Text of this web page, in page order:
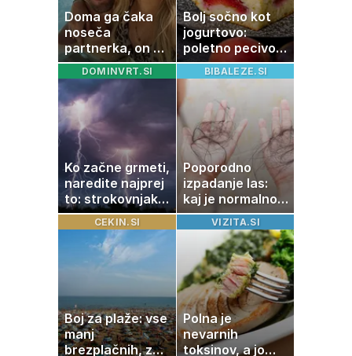
Doma ga čaka
noseča
partnerka, on pa
dopustuje z
drugo
Bolj sočno kot
jogurtovo:
poletno pecivo,
ki vedno uspe
DOMINVRT.SI
Ko začne grmeti,
naredite najprej
to: strokovnjaki
opozarjajo na
pogosto napako
BIBALEZE.SI
Poporodno
izpadanje las:
kaj je normalno
in kako si
pomagati
CEKIN.SI
Boj za plaže: vse
manj
brezplačnih, za
VIZITA.SI
Polna je
nevarnih
toksinov, a jo